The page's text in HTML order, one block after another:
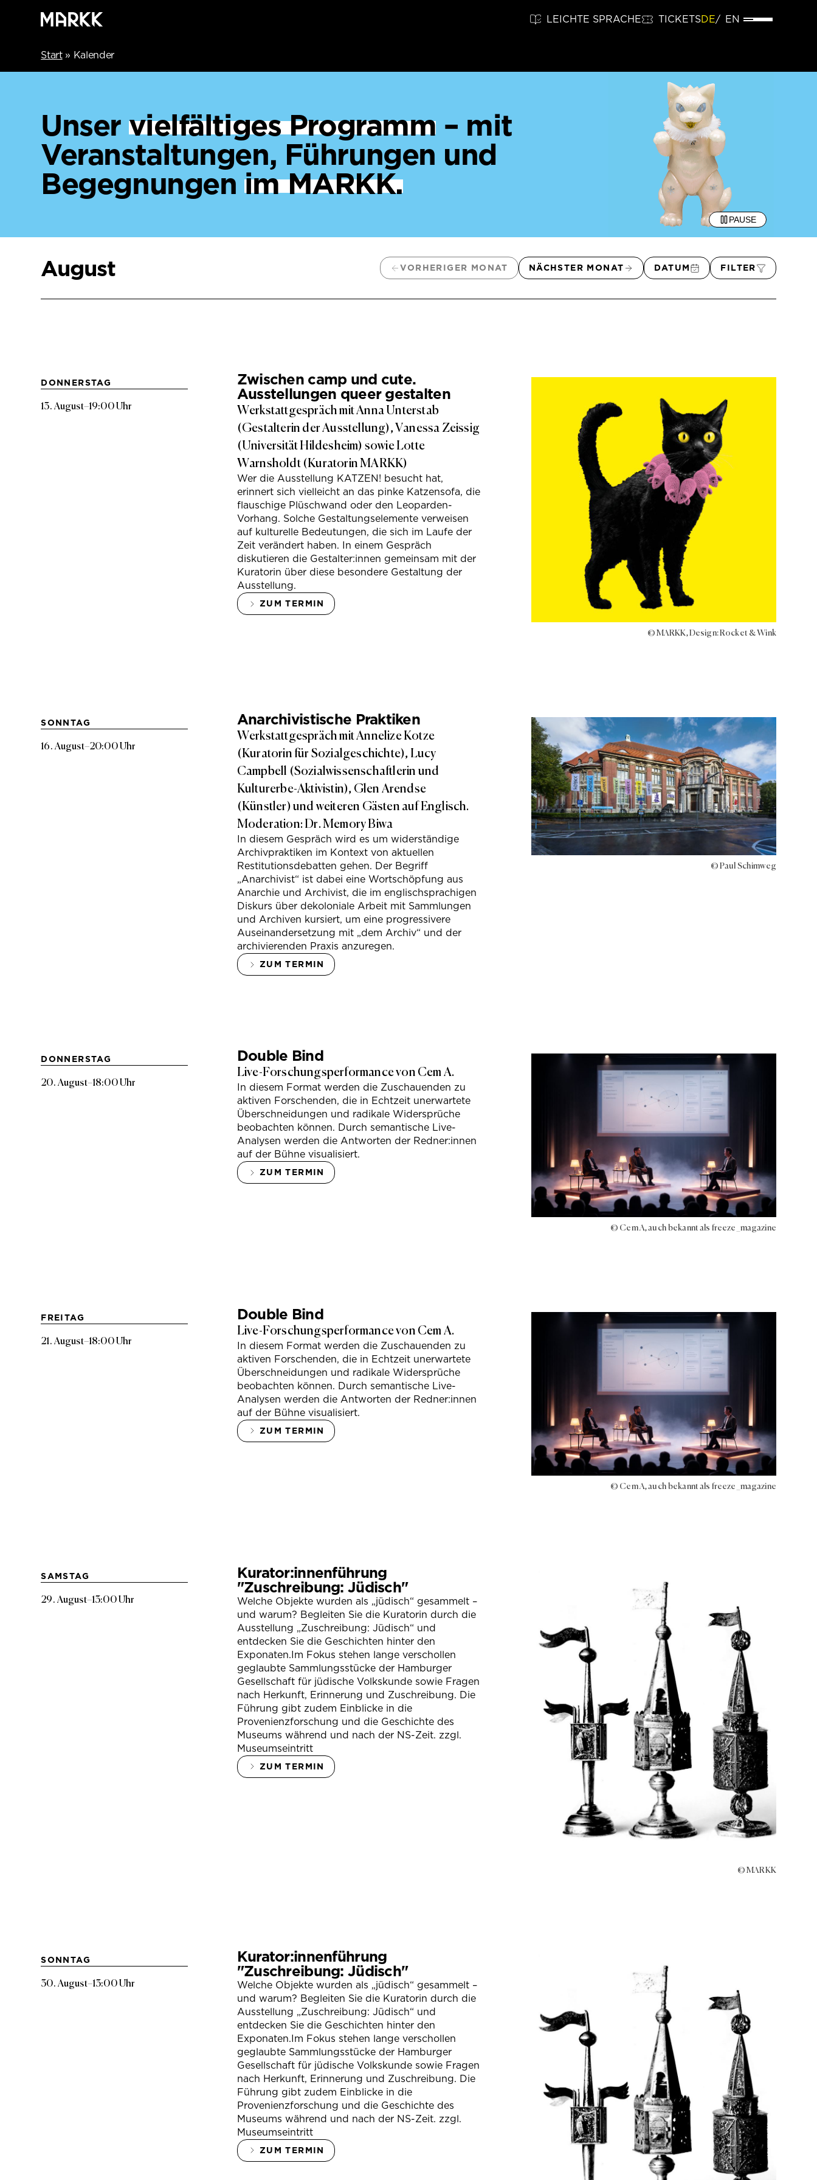
LEICHTE SPRACHE TICKETSDE EN
Start» Kalender
Unser vielfältiges Programm – mit
Veranstaltungen, Führungen und
Begegnungen im MARKK.
PAUSE
August VORHERIGER MONAT NÄCHSTER MONAT DATUM FILTER
DONNERSTAG
13. August–19:00 Uhr
Zwischen camp und cute.
Ausstellungen queer gestalten
Werkstattgespräch mit Anna Unterstab
(Gestalterin der Ausstellung), Vanessa Zeissig
(Universität Hildesheim) sowie Lotte
Warnsholdt (Kuratorin MARKK)
Wer die Ausstellung KATZEN! besucht hat,
erinnert sich vielleicht an das pinke Katzensofa, die
flauschige Plüschwand oder den Leoparden-
Vorhang. Solche Gestaltungselemente verweisen
auf kulturelle Bedeutungen, die sich im Laufe der
Zeit verändert haben. In einem Gespräch
diskutieren die Gestalter:innen gemeinsam mit der
Kuratorin über diese besondere Gestaltung der
Ausstellung.
ZUM TERMIN
© MARKK, Design: Rocket & Wink
SONNTAG
16. August–20:00 Uhr
Anarchivistische Praktiken
Werkstattgespräch mit Annelize Kotze
(Kuratorin für Sozialgeschichte), Lucy
Campbell (Sozialwissenschaftlerin und
Kulturerbe-Aktivistin), Glen Arendse
(Künstler) und weiteren Gästen auf Englisch.
Moderation: Dr. Memory Biwa
In diesem Gespräch wird es um widerständige
Archivpraktiken im Kontext von aktuellen
Restitutionsdebatten gehen. Der Begriff
„Anarchivist“ ist dabei eine Wortschöpfung aus
Anarchie und Archivist, die im englischsprachigen
Diskurs über dekoloniale Arbeit mit Sammlungen
und Archiven kursiert, um eine progressivere
Auseinandersetzung mit „dem Archiv“ und der
archivierenden Praxis anzuregen.
ZUM TERMIN
© Paul Schimweg
DONNERSTAG
20. August–18:00 Uhr
Double Bind
Live-Forschungsperformance von Cem A.
In diesem Format werden die Zuschauenden zu
aktiven Forschenden, die in Echtzeit unerwartete
Überschneidungen und radikale Widersprüche
beobachten können. Durch semantische Live-
Analysen werden die Antworten der Redner:innen
auf der Bühne visualisiert.
ZUM TERMIN
© Cem A, auch bekannt als freeze_magazine
FREITAG
21. August–18:00 Uhr
Double Bind
Live-Forschungsperformance von Cem A.
In diesem Format werden die Zuschauenden zu
aktiven Forschenden, die in Echtzeit unerwartete
Überschneidungen und radikale Widersprüche
beobachten können. Durch semantische Live-
Analysen werden die Antworten der Redner:innen
auf der Bühne visualisiert.
ZUM TERMIN
© Cem A, auch bekannt als freeze_magazine
SAMSTAG
29. August–13:00 Uhr
Kurator:innenführung
"Zuschreibung: Jüdisch"
Welche Objekte wurden als „jüdisch“ gesammelt –
und warum? Begleiten Sie die Kuratorin durch die
Ausstellung „Zuschreibung: Jüdisch“ und
entdecken Sie die Geschichten hinter den
Exponaten.Im Fokus stehen lange verschollen
geglaubte Sammlungsstücke der Hamburger
Gesellschaft für jüdische Volkskunde sowie Fragen
nach Herkunft, Erinnerung und Zuschreibung. Die
Führung gibt zudem Einblicke in die
Provenienzforschung und die Geschichte des
Museums während und nach der NS-Zeit. zzgl.
Museumseintritt
ZUM TERMIN
© MARKK
SONNTAG
30. August–13:00 Uhr
Kurator:innenführung
"Zuschreibung: Jüdisch"
Welche Objekte wurden als „jüdisch“ gesammelt –
und warum? Begleiten Sie die Kuratorin durch die
Ausstellung „Zuschreibung: Jüdisch“ und
entdecken Sie die Geschichten hinter den
Exponaten.Im Fokus stehen lange verschollen
geglaubte Sammlungsstücke der Hamburger
Gesellschaft für jüdische Volkskunde sowie Fragen
nach Herkunft, Erinnerung und Zuschreibung. Die
Führung gibt zudem Einblicke in die
Provenienzforschung und die Geschichte des
Museums während und nach der NS-Zeit. zzgl.
Museumseintritt
ZUM TERMIN